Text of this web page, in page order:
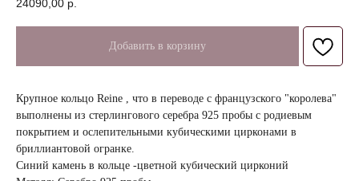
24090,00 р.
Добавить в корзину
Крупное кольцо Reine , что в переводе с французского "королева"
выполнены из стерлингового серебра 925 пробы с родиевым
покрытием и ослепительными кубическими цирконами в
бриллиантовой огранке.
Синий камень в кольце -цветной кубический цирконий